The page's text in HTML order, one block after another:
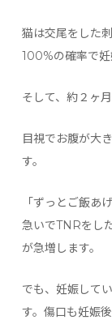
猫は交尾をした
100%の確率で妊
そして、約２ヶ
目視でお腹が大
す。
「ずっとご飯あ
急いでTNRをし
が急増します。
でも、妊娠して
す。傷口も妊娠